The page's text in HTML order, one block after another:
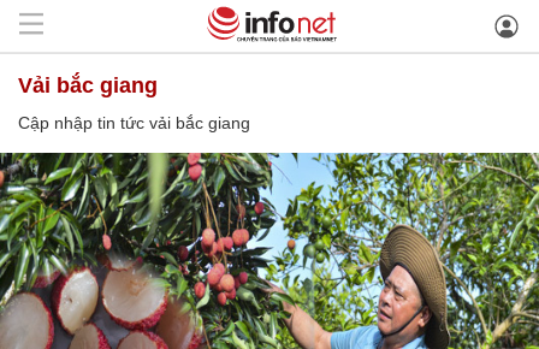
vải bắc giang
Cập nhập tin tức vải bắc giang